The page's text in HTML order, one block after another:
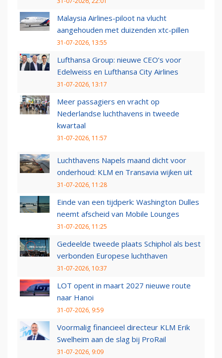
Malaysia Airlines-piloot na vlucht
aangehouden met duizenden xtc-pillen
31-07-2026, 13:55
Lufthansa Group: nieuwe CEO’s voor
Edelweiss en Lufthansa City Airlines
31-07-2026, 13:17
Meer passagiers en vracht op
Nederlandse luchthavens in tweede
kwartaal
31-07-2026, 11:57
Luchthavens Napels maand dicht voor
onderhoud: KLM en Transavia wijken uit
31-07-2026, 11:28
Einde van een tijdperk: Washington Dulles
neemt afscheid van Mobile Lounges
31-07-2026, 11:25
Gedeelde tweede plaats Schiphol als best
verbonden Europese luchthaven
31-07-2026, 10:37
LOT opent in maart 2027 nieuwe route
naar Hanoi
31-07-2026, 9:59
Voormalig financieel directeur KLM Erik
Swelheim aan de slag bij ProRail
31-07-2026, 9:09